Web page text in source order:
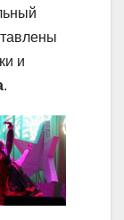
и
.